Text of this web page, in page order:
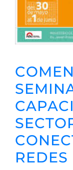
REDES